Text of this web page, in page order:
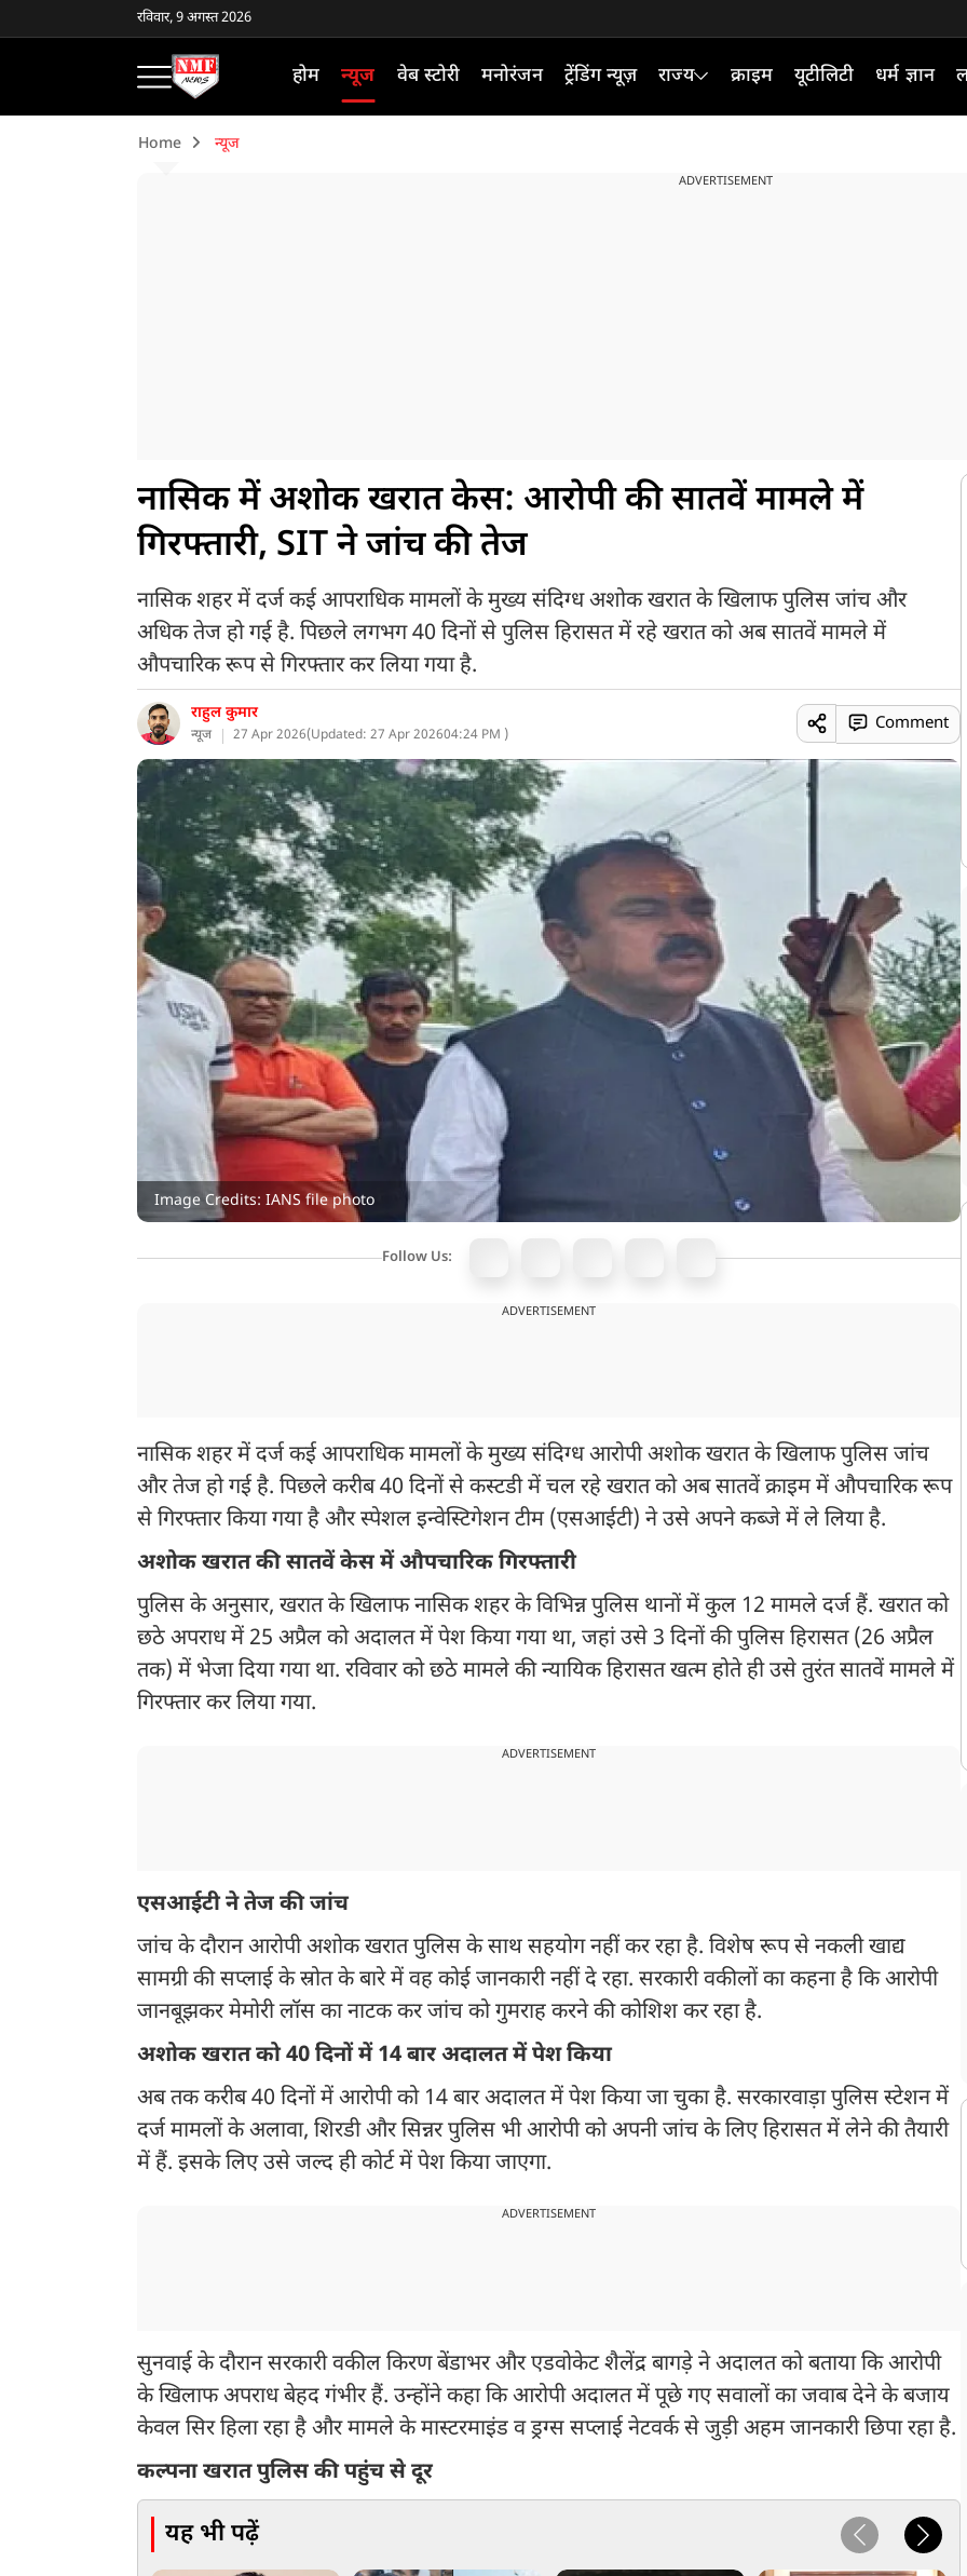
रविवार, 9 अगस्त 2026
होम न्यूज वेब स्टोरी मनोरंजन ट्रेंडिंग न्यूज़ राज्य क्राइम यूटीलिटी धर्म ज्ञान
Home न्यूज
ADVERTISEMENT
नासिक में अशोक खरात केस: आरोपी की सातवें मामले में
गिरफ्तारी, SIT ने जांच की तेज
नासिक शहर में दर्ज कई आपराधिक मामलों के मुख्य संदिग्ध अशोक खरात के खिलाफ पुलिस जांच और
अधिक तेज हो गई है. पिछले लगभग 40 दिनों से पुलिस हिरासत में रहे खरात को अब सातवें मामले में
औपचारिक रूप से गिरफ्तार कर लिया गया है.
राहुल कुमार
न्यूज 27 Apr 2026(Updated: 27 Apr 202604:24 PM )
Comment
Image Credits: IANS file photo
Follow Us:
ADVERTISEMENT
नासिक शहर में दर्ज कई आपराधिक मामलों के मुख्य संदिग्ध आरोपी अशोक खरात के खिलाफ पुलिस जांच
और तेज हो गई है. पिछले करीब 40 दिनों से कस्टडी में चल रहे खरात को अब सातवें क्राइम में औपचारिक रूप
से गिरफ्तार किया गया है और स्पेशल इन्वेस्टिगेशन टीम (एसआईटी) ने उसे अपने कब्जे में ले लिया है.
अशोक खरात की सातवें केस में औपचारिक गिरफ्तारी
पुलिस के अनुसार, खरात के खिलाफ नासिक शहर के विभिन्न पुलिस थानों में कुल 12 मामले दर्ज हैं. खरात को
छठे अपराध में 25 अप्रैल को अदालत में पेश किया गया था, जहां उसे 3 दिनों की पुलिस हिरासत (26 अप्रैल
तक) में भेजा दिया गया था. रविवार को छठे मामले की न्यायिक हिरासत खत्म होते ही उसे तुरंत सातवें मामले में
गिरफ्तार कर लिया गया.
ADVERTISEMENT
एसआईटी ने तेज की जांच
जांच के दौरान आरोपी अशोक खरात पुलिस के साथ सहयोग नहीं कर रहा है. विशेष रूप से नकली खाद्य
सामग्री की सप्लाई के स्रोत के बारे में वह कोई जानकारी नहीं दे रहा. सरकारी वकीलों का कहना है कि आरोपी
जानबूझकर मेमोरी लॉस का नाटक कर जांच को गुमराह करने की कोशिश कर रहा है.
अशोक खरात को 40 दिनों में 14 बार अदालत में पेश किया
अब तक करीब 40 दिनों में आरोपी को 14 बार अदालत में पेश किया जा चुका है. सरकारवाड़ा पुलिस स्टेशन में
दर्ज मामलों के अलावा, शिरडी और सिन्नर पुलिस भी आरोपी को अपनी जांच के लिए हिरासत में लेने की तैयारी
में हैं. इसके लिए उसे जल्द ही कोर्ट में पेश किया जाएगा.
ADVERTISEMENT
सुनवाई के दौरान सरकारी वकील किरण बेंडाभर और एडवोकेट शैलेंद्र बागड़े ने अदालत को बताया कि आरोपी
के खिलाफ अपराध बेहद गंभीर हैं. उन्होंने कहा कि आरोपी अदालत में पूछे गए सवालों का जवाब देने के बजाय
केवल सिर हिला रहा है और मामले के मास्टरमाइंड व ड्रग्स सप्लाई नेटवर्क से जुड़ी अहम जानकारी छिपा रहा है.
कल्पना खरात पुलिस की पहुंच से दूर
यह भी पढ़ें